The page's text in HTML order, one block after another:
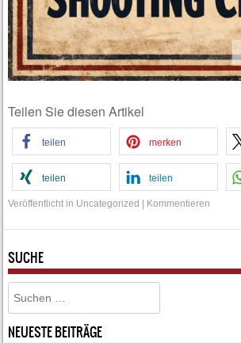
Teilen Sie diesen Artikel
teilen merken
teilen teilen
Veröffentlicht in Uncategorized | Kommentieren
SUCHE
NEUESTE BEITRÄGE